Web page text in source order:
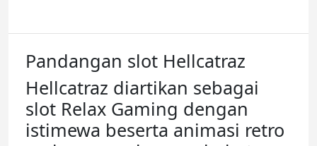
Pandangan slot Hellcatraz
Hellcatraz diartikan sebagai
slot Relax Gaming dengan
istimewa beserta animasi retro